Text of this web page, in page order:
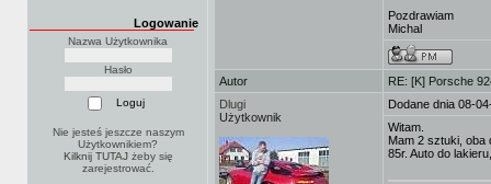
Logowanie
Nazwa Użytkownika
Hasło
Nie jesteś jeszcze naszym
Użytkownikiem?
Kilknij TUTAJżeby się
zarejestrować.
Pozdrawiam
Michal
Autor
RE: [K] Porsche
Dlugi
Użytkownik
Dodane dnia 08-
Witam.
Mam 2 sztuki, oba
85r. Auto do